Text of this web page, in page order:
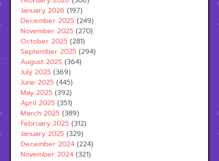
January 2026 (197)
December 2025 (249)
November 2025 (270)
October 2025 (281)
September 2025 (294)
August 2025 (364)
July 2025 (369)
June 2025 (445)
May 2025 (392)
April 2025 (351)
March 2025 (389)
February 2025 (312)
January 2025 (329)
December 2024 (224)
November 2024 (321)